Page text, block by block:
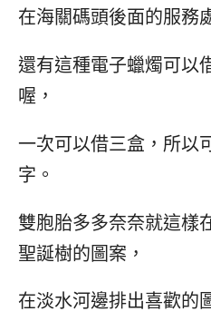
在海關碼頭後面的服務
還有這種電子蠟燭可以
喔，
一次可以借三盒，所以
字。
雙胞胎多多奈奈就這樣
聖誕樹的圖案，
在淡水河邊排出喜歡的